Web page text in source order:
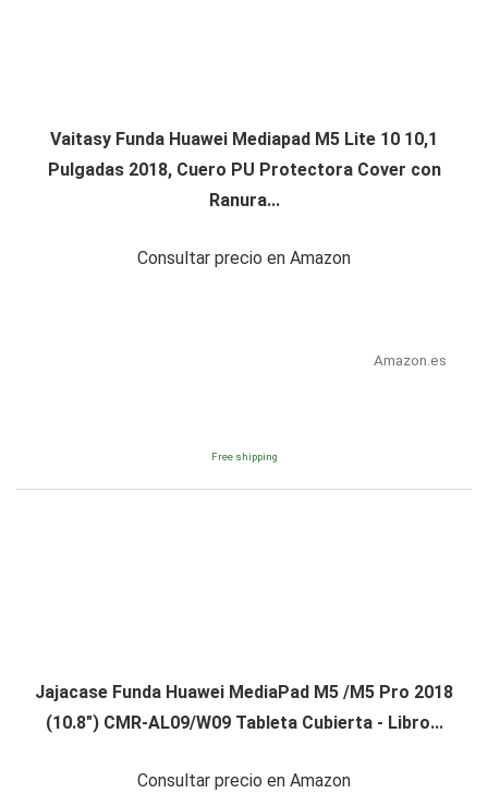
Vaitasy Funda Huawei Mediapad M5 Lite 10 10,1
Pulgadas 2018, Cuero PU Protectora Cover con
Ranura...
Consultar precio en Amazon
Amazon.es
Free shipping
Jajacase Funda Huawei MediaPad M5 /M5 Pro 2018
(10.8") CMR-AL09/W09 Tableta Cubierta - Libro...
Consultar precio en Amazon